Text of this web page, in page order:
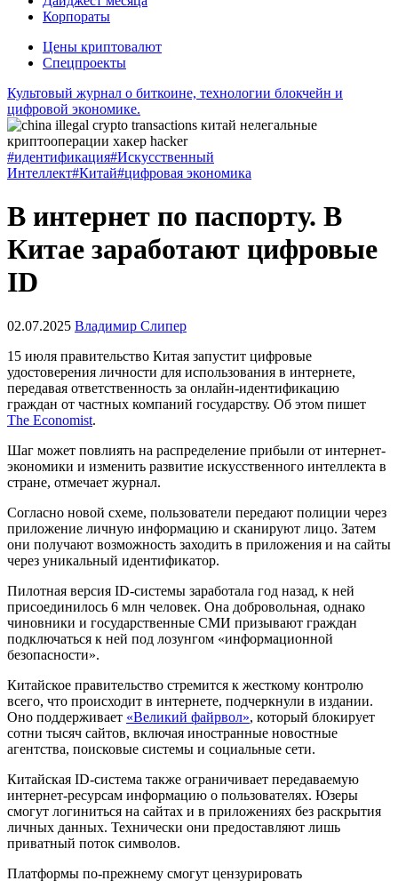
Корпораты
Цены криптовалют
Спецпроекты
Культовый журнал о биткоине, технологии блокчейн и
цифровой экономике.
#идентификация#Искусственный
Интеллект#Китай#цифровая экономика
В интернет по паспорту. В
Китае заработают цифровые
ID
02.07.2025 Владимир Слипер
15 июля правительство Китая запустит цифровые
удостоверения личности для использования в интернете,
передавая ответственность за онлайн-идентификацию
граждан от частных компаний государству. Об этом пишет
The Economist.
Шаг может повлиять на распределение прибыли от интернет-
экономики и изменить развитие искусственного интеллекта в
стране, отмечает журнал.
Согласно новой схеме, пользователи передают полиции через
приложение личную информацию и сканируют лицо. Затем
они получают возможность заходить в приложения и на сайты
через уникальный идентификатор.
Пилотная версия ID-системы заработала год назад, к ней
присоединилось 6 млн человек. Она добровольная, однако
чиновники и государственные СМИ призывают граждан
подключаться к ней под лозунгом «информационной
безопасности».
Китайское правительство стремится к жесткому контролю
всего, что происходит в интернете, подчеркнули в издании.
Оно поддерживает «Великий файрвол», который блокирует
сотни тысяч сайтов, включая иностранные новостные
агентства, поисковые системы и социальные сети.
Китайская ID-система также ограничивает передаваемую
интернет-ресурсам информацию о пользователях. Юзеры
смогут логиниться на сайтах и в приложениях без раскрытия
личных данных. Технически они предоставляют лишь
приватный поток символов.
Платформы по-прежнему смогут цензурировать